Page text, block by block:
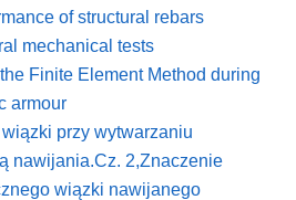
of structural rebars
mechanical tests
Finite Element Method during
armour
przy wytwarzaniu
nawijania.Cz. 2,Znaczenie
wiązki nawijanego